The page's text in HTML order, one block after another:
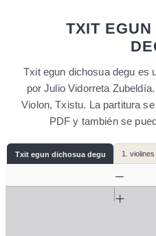
TXIT
Txit egun dichosua degu es
por Julio Vidorreta
Violon, Txistu. La partitura
PDF y también se
Txit egun dichosua degu 1.